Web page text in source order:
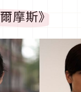
摩斯》